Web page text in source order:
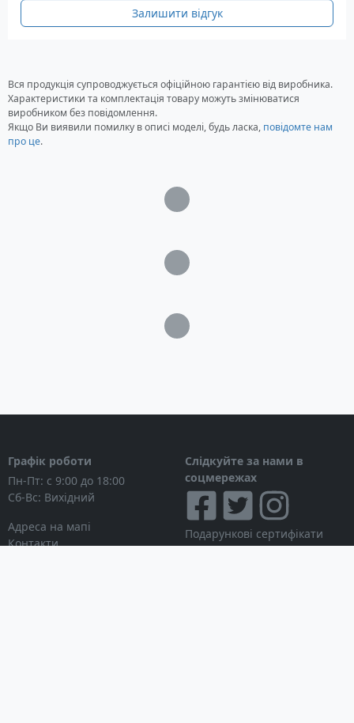
Залишити відгук
Вся продукція супроводжується офіційною гарантією від виробника.
Характеристики та комплектація товару можуть змінюватися
виробником без повідомлення.
Якщо Ви виявили помилку в описі моделі, будь ласка, повідомте нам
про це.
Загрузка...
Загрузка...
Загрузка...
Графік роботи
Пн-Пт: с 9:00 до 18:00
Сб-Вс: Вихідний
Адреса на мапі
Контакти
Слідкуйте за нами в
соцмережах
Подарункові сертифікати
Дисконтні картки